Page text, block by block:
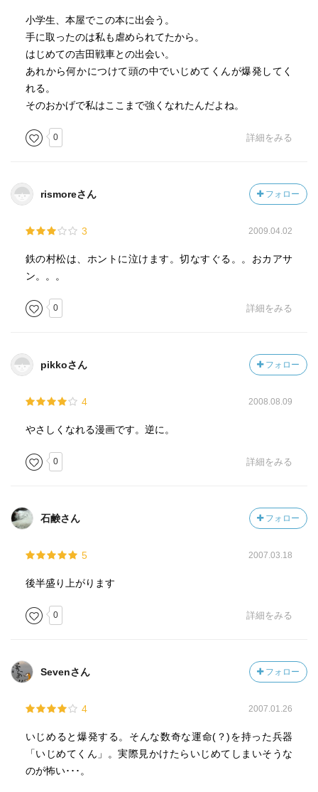
小学生、本屋でこの本に出会う。
手に取ったのは私も虐められてたから。
はじめての吉田戦車との出会い。
あれから何かにつけて頭の中でいじめてくんが爆発してく
れる。
そのおかげで私はここまで強くなれたんだよね。
0 詳細をみる
rismoreさん フォロー
3 2009.04.02
鉄の村松は、ホントに泣けます。切なすぐる。。おカアサ
ン。。。
0 詳細をみる
pikkoさん フォロー
4 2008.08.09
やさしくなれる漫画です。逆に。
0 詳細をみる
石鹸さん フォロー
5 2007.03.18
後半盛り上がります
0 詳細をみる
Sevenさん フォロー
4 2007.01.26
いじめると爆発する。そんな数奇な運命(？)を持った兵器
「いじめてくん」。実際見かけたらいじめてしまいそうな
のが怖い･･･。